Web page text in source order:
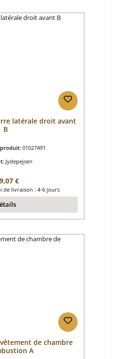
latérale droit avant
B
produit: 01027491
Jydepejsen
régulier :
€
de livraison : 4-6 jours
de chambre
A